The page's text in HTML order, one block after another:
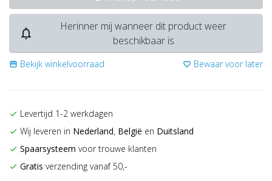
notifications_none
Herinner mij wanneer dit product weer
beschikbaar is
storefront Bekijk winkelvoorraad favorite_border Bewaar voor later
check Levertijd 1-2 werkdagen
check Wij leveren in Nederland, België en Duitsland
check Spaarsysteem voor trouwe klanten
check Gratis verzending vanaf 50,-